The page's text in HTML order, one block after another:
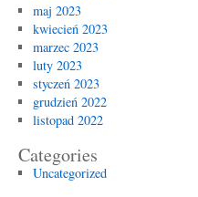
maj 2023
kwiecień 2023
marzec 2023
luty 2023
styczeń 2023
grudzień 2022
listopad 2022
Categories
Uncategorized